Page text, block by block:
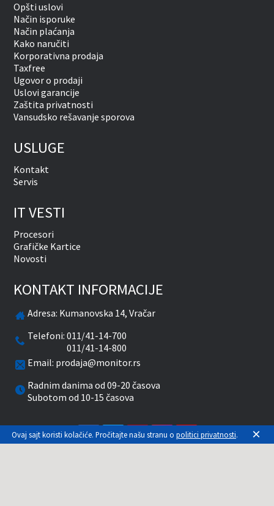
Opšti uslovi
Način isporuke
Način plaćanja
Kako naručiti
Korporativna prodaja
Taxfree
Ugovor o prodaji
Uslovi garancije
Zaštita privatnosti
Vansudsko rešavanje sporova
USLUGE
Kontakt
Servis
IT VESTI
Procesori
Grafičke Kartice
Novosti
KONTAKT INFORMACIJE
Adresa: Kumanovska 14, Vračar
Telefoni:011/41-14-700
011/41-14-800
Email: prodaja@monitor.rs
Radnim danima od 09-20 časova
Subotom od 10-15 časova
facebooktwitter pinterestinstagramyoutube
Ovaj sajt koristi kolačiće. Pročitajte našu stranu o politici privatnosti. ×